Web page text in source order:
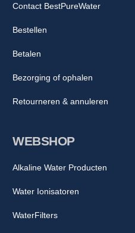
WEBSHOP
Alkaline Water Producten
Water Ionisatoren
WaterFilters
Contact BestPureWater
Bestellen
Betalen
Bezorging of ophalen
Retourneren & annuleren